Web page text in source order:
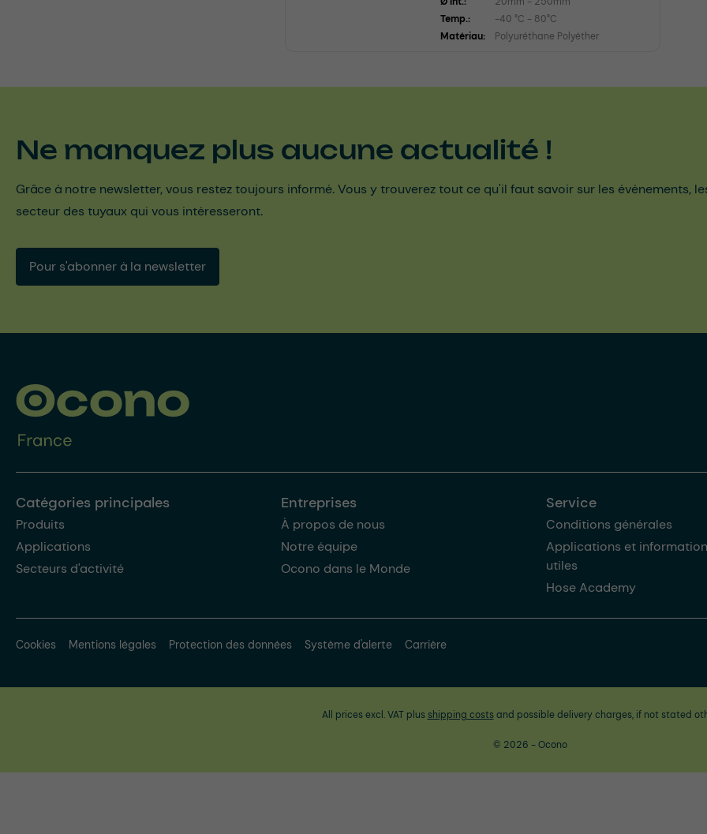
Temp.:
-40 °C - 80°C
Matériau:
Polyuréthane Polyéther
Ne manquez plus aucune actualité !
Grâce à notre newsletter, vous restez toujours informé. Vous y trouverez tout ce qu'il faut savoir sur les événements,
secteur des tuyaux qui vous intéresseront.
Pour s'abonner à la newsletter
Catégories principales
Produits
Applications
Secteurs d'activité
Entreprises
À propos de nous
Notre équipe
Ocono dans le Monde
Service
Conditions générales
Applications et
utiles
Hose Academy
Cookies Mentions légales Protection des données Système d'alerte Carrière
All prices excl. VAT plus shipping costsand possible delivery charges, if not stated
© 2026 - Ocono